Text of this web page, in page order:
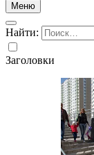
Меню
Найти:
Заголовки